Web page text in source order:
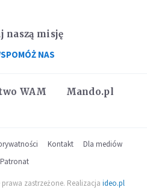
WAM
Mando.pl
naszą misję
NAS
Kontakt
Dla mediów
Patronat
zastrzeżone. Realizacja ideo.pl